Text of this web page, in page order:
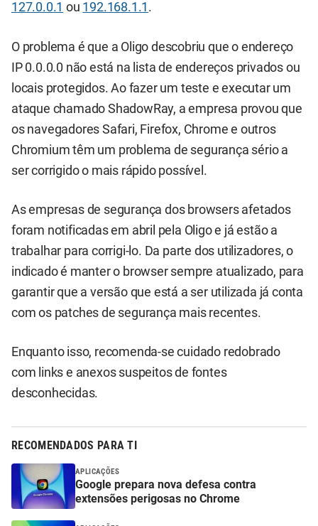
127.0.0.1 ou 192.168.1.1 .
O problema é que a Oligo descobriu que o endereço
IP 0.0.0.0 não está na lista de endereços privados ou
locais protegidos. Ao fazer um teste e executar um
ataque chamado ShadowRay, a empresa provou que
os navegadores Safari, Firefox, Chrome e outros
Chromium têm um problema de segurança sério a
ser corrigido o mais rápido possível.
As empresas de segurança dos browsers afetados
foram notificadas em abril pela Oligo e já estão a
trabalhar para corrigi-lo. Da parte dos utilizadores, o
indicado é manter o browser sempre atualizado, para
garantir que a versão que está a ser utilizada já conta
com os patches de segurança mais recentes.
Enquanto isso, recomenda-se cuidado redobrado
com links e anexos suspeitos de fontes
desconhecidas.
RECOMENDADOS PARA TI
APLICAÇÕES
Google prepara nova defesa contra
extensões perigosas no Chrome